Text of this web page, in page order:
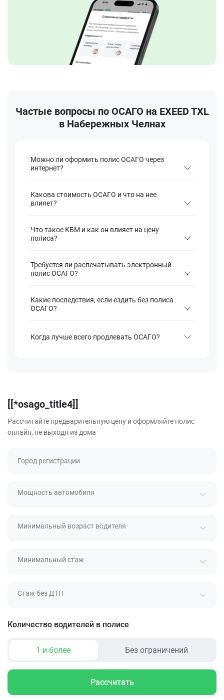
Частые вопросы по ОСАГО на EXEED TXL
в Набережных Челнах
Можно ли оформить полис ОСАГО через
интернет?
Какова стоимость ОСАГО и что на нее
влияет?
Что такое КБМ и как он влияет на цену
полиса?
Требуется ли распечатывать электронный
полис ОСАГО?
Какие последствия, если ездить без полиса
ОСАГО?
Когда лучше всего продлевать ОСАГО?
[[*osago_title4]]
Рассчитайте предварительную цену и оформляйте полис
онлайн, не выходя из дома
Город регистрации
Мощность автомобиля
Минимальный возраст водителя
Минимальный стаж
Стаж без ДТП
Количество водителей в полисе
1 и более Без ограничений
Рассчитать